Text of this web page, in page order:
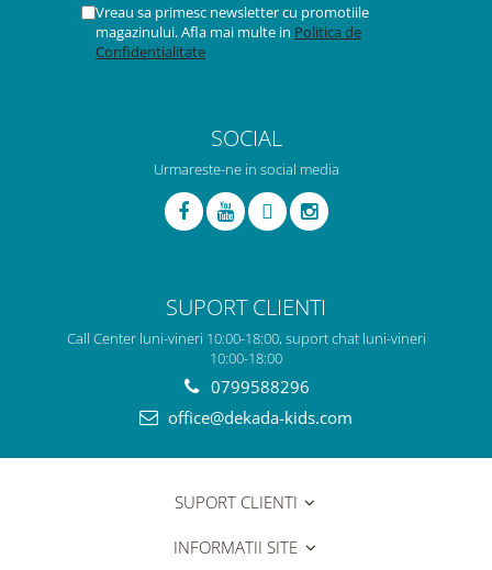
Vreau sa primesc newsletter cu promotiile
magazinului. Afla mai multe in Politica de
Confidentialitate
SOCIAL
Urmareste-ne in social media
SUPORT CLIENTI
Call Center luni-vineri 10:00-18:00, suport chat luni-vineri
10:00-18:00
0799588296
office@dekada-kids.com
SUPORT CLIENTI
INFORMATII SITE